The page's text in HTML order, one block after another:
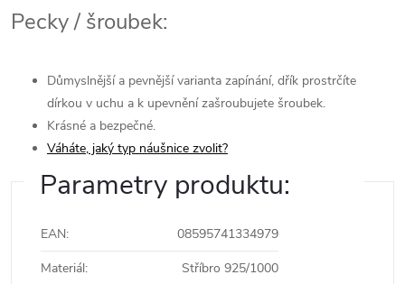
Pecky / šroubek:
Důmyslnější a pevnější varianta zapínání, dřík prostrčíte
dírkou v uchu a k upevnění zašroubujete šroubek.
Krásné a bezpečné.
Váháte, jaký typ náušnice zvolit?
Parametry produktu:
EAN:
08595741334979
Materiál:
Stříbro 925/1000